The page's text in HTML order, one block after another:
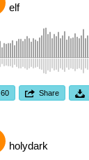
elf
60 Share
holydark